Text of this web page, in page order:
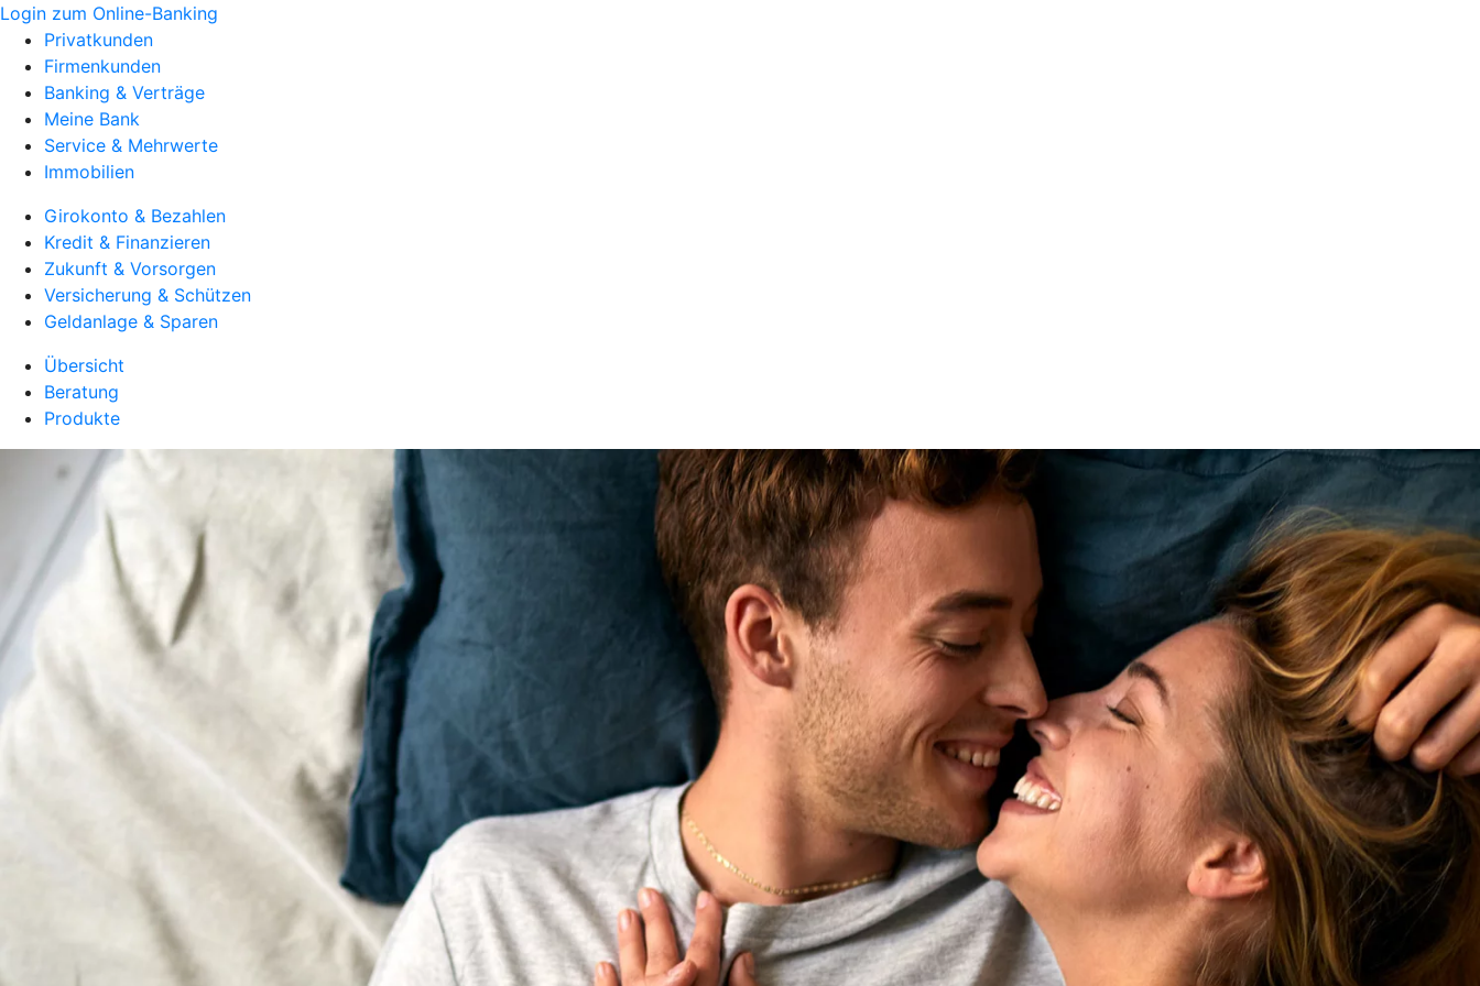
Login zum Online-Banking
Privatkunden
Firmenkunden
Banking & Verträge
Meine Bank
Service & Mehrwerte
Immobilien
Girokonto & Bezahlen
Kredit & Finanzieren
Zukunft & Vorsorgen
Versicherung & Schützen
Geldanlage & Sparen
Übersicht
Beratung
Produkte